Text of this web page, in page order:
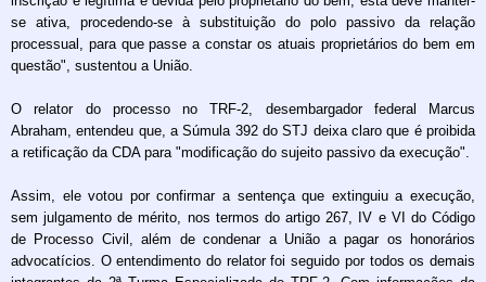
se ativa, procedendo-se à substituição do polo passivo da relação
processual, para que passe a constar os atuais proprietários do bem em
questão", sustentou a União.
O relator do processo no TRF-2, desembargador federal Marcus
Abraham, entendeu que, a Súmula 392 do STJ deixa claro que é proibida
a retificação da CDA para "modificação do sujeito passivo da execução".
Assim, ele votou por confirmar a sentença que extinguiu a execução,
sem julgamento de mérito, nos termos do artigo 267, IV e VI do Código
de Processo Civil, além de condenar a União a pagar os honorários
advocatícios. O entendimento do relator foi seguido por todos os demais